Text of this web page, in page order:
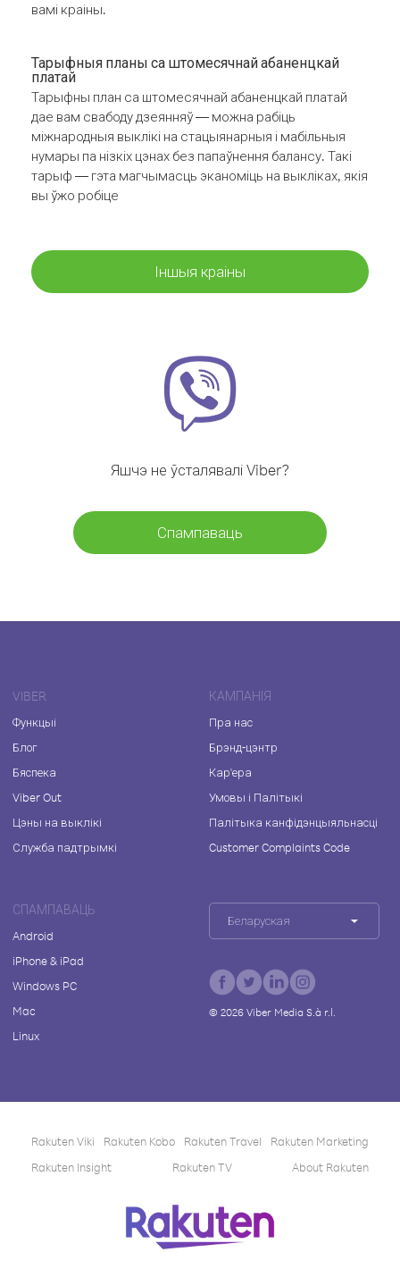
вамі краіны.
Тарыфныя планы са штомесячнай абаненцкай
платай
Тарыфны план са штомесячнай абаненцкай платай
дае вам свабоду дзеянняў — можна рабіць
міжнародныя выклікі на стацыянарныя і мабільныя
нумары па нізкіх цэнах без папаўнення балансу. Такі
тарыф — гэта магчымасць эканоміць на выкліках, якія
вы ўжо робіце
Іншыя краіны
Яшчэ не ўсталявалі Viber?
Спампаваць
VIBER
Функцыі
Блог
Бяспека
Viber Out
Цэны на выклікі
Служба падтрымкі
КАМПАНІЯ
Пра нас
Брэнд-цэнтр
Кар'ера
Умовы і Палітыкі
Палітыка канфідэнцыяльнасці
Customer Complaints Code
СПАМПАВАЦЬ
Android
iPhone & iPad
Windows PC
Mac
Linux
Беларуская
© 2026Viber Media S.à r.l.
Rakuten Viki Rakuten Kobo Rakuten Travel
Rakuten Marketing
Rakuten Insight
Rakuten TV About Rakuten